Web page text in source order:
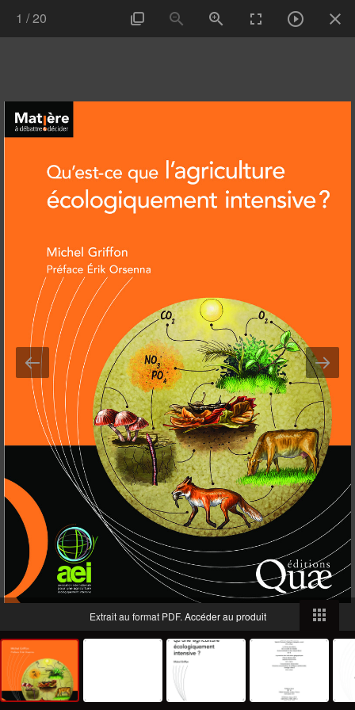
1 /20
Extrait au format PDF. Accéder au produit